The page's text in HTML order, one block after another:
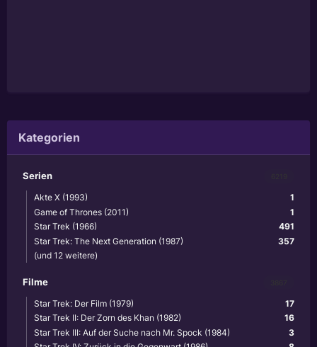
Kategorien
Serien
1
Akte X (1993)
1
Game of Thrones (2011)
491
Star Trek (1966)
357
Star Trek: The Next Generation (1987)
(und 12 weitere)
Filme
17
Star Trek: Der Film (1979)
16
Star Trek II: Der Zorn des Khan (1982)
3
Star Trek III: Auf der Suche nach Mr. Spock (1984)